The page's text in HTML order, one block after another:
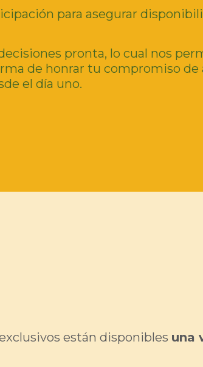
para asegurar
pronta, lo cual nos
de honrar tu compromiso de
el día uno.
están disponibles una